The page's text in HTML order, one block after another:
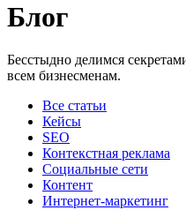
Блог
Бесстыдно делимся
всем бизнесменам.
Все статьи
Кейсы
SEO
Контекстная реклама
Социальные сети
Контент
Интернет-маркетинг